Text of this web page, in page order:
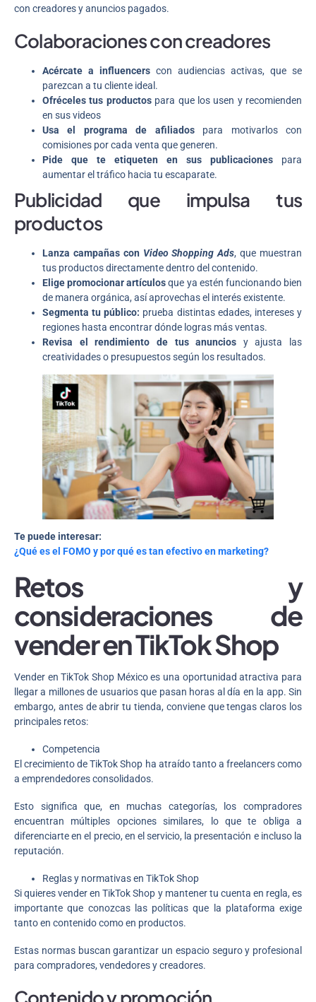
con creadores y anuncios pagados.
Colaboraciones con creadores
Acércate a influencers con audiencias activas, que se
parezcan a tu cliente ideal.
Ofréceles tus productos para que los usen y recomienden
en sus videos
Usa el programa de afiliadospara motivarlos con
comisiones por cada venta que generen.
Pide que te etiqueten en sus publicaciones para
aumentar el tráfico hacia tu escaparate.
Publicidad que impulsa tus
productos
Lanza campañas con Video Shopping Ads, que muestran
tus productos directamente dentro del contenido.
Elige promocionar artículosque ya estén funcionando bien
de manera orgánica, así aprovechas el interés existente.
Segmenta tu público: prueba distintas edades, intereses y
regiones hasta encontrar dónde logras más ventas.
Revisa el rendimiento de tus anuncios y ajusta las
creatividades o presupuestos según los resultados.
Te puede interesar:
¿Qué es el FOMO y por qué es tan efectivo en marketing?
Retos y
consideraciones de
vender en TikTok Shop
Vender en TikTok Shop México es una oportunidad atractiva para
llegar a millones de usuarios que pasan horas al día en la app. Sin
embargo, antes de abrir tu tienda, conviene que tengas claros los
principales retos:
Competencia
El crecimiento de TikTok Shop ha atraído tanto a freelancers como
a emprendedores consolidados.
Esto significa que, en muchas categorías, los compradores
encuentran múltiples opciones similares, lo que te obliga a
diferenciarte en el precio, en el servicio, la presentación e incluso la
reputación.
Reglas y normativas en TikTok Shop
Si quieres vender en TikTok Shop y mantener tu cuenta en regla, es
importante que conozcas las políticas que la plataforma exige
tanto en contenido como en productos.
Estas normas buscan garantizar un espacio seguro y profesional
para compradores, vendedores y creadores.